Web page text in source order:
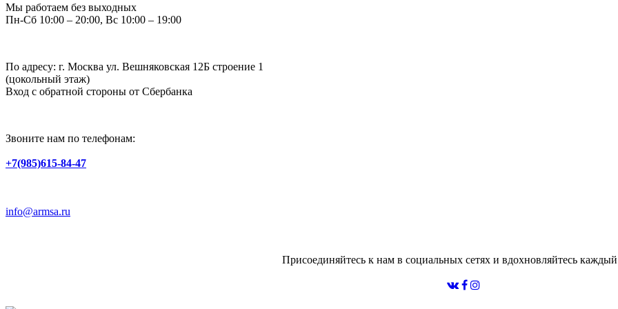
Мы работаем без выходных
Пн-Сб 10:00 – 20:00, Вс 10:00 – 19:00
По адресу: г. Москва ул. Вешняковская 12Б строение 1
(цокольный этаж)
Вход с обратной стороны от Сбербанка
Звоните нам по телефонам:
+7(985)615-84-47
info@armsa.ru
Присоединяйтесь к нам в социальных сетях и вдохновляйтесь